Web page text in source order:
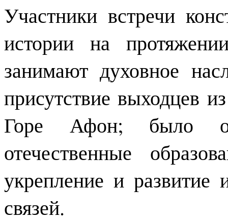
Участники встречи
истории на
занимают духовное
присутствие выходцев
Горе Афон; было
отечественные
укрепление и развитие
связей.